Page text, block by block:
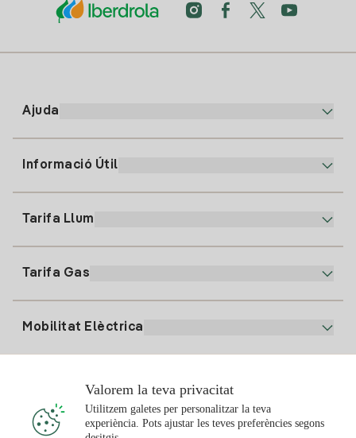
Ajuda
91 919 52 73
clientes@tuiberdrola.es
Informació Útil
Alta Gas
Tarifa Llum
Tarifa Gas
Mobilitat Elèctrica
Punts de Recàrrega
Valorem la teva privacitat
Utilitzem galetes per personalitzar la teva
experiència. Pots ajustar les teves preferències segons